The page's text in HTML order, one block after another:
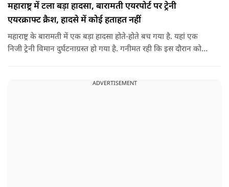
महाराष्ट्र में टला बड़ा हादसा, बारामती एयरपोर्ट पर ट्रेनी
एयरक्राफ्ट क्रैश, हादसे में कोई हताहत नहीं
महाराष्ट्र के बारामती में एक बड़ा हादसा होते-होते बच गया है. यहां एक
निजी ट्रेनी विमान दुर्घटनाग्रस्त हो गया है. गनीमत रही कि इस दौरान कोई
ADVERTISEMENT